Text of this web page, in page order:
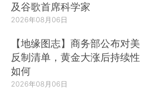
及谷歌首席科学家
2026年08月06日
【地缘图志】商务部公布对美
反制清单，黄金大涨后持续性
如何
2026年08月06日